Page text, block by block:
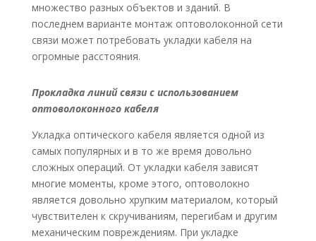
множество разных объектов и зданий. В
последнем варианте монтаж оптоволоконной сети
связи может потребовать укладки кабеля на
огромные расстояния.
Прокладка линий связи с использованием
оптоволоконного кабеля
Укладка оптического кабеля является одной из
самых популярных и в то же время довольно
сложных операций. От укладки кабеля зависят
многие моменты, кроме этого, оптоволокно
является довольно хрупким материалом, который
чувствителен к скручиваниям, перегибам и другим
механическим повреждениям. При укладке